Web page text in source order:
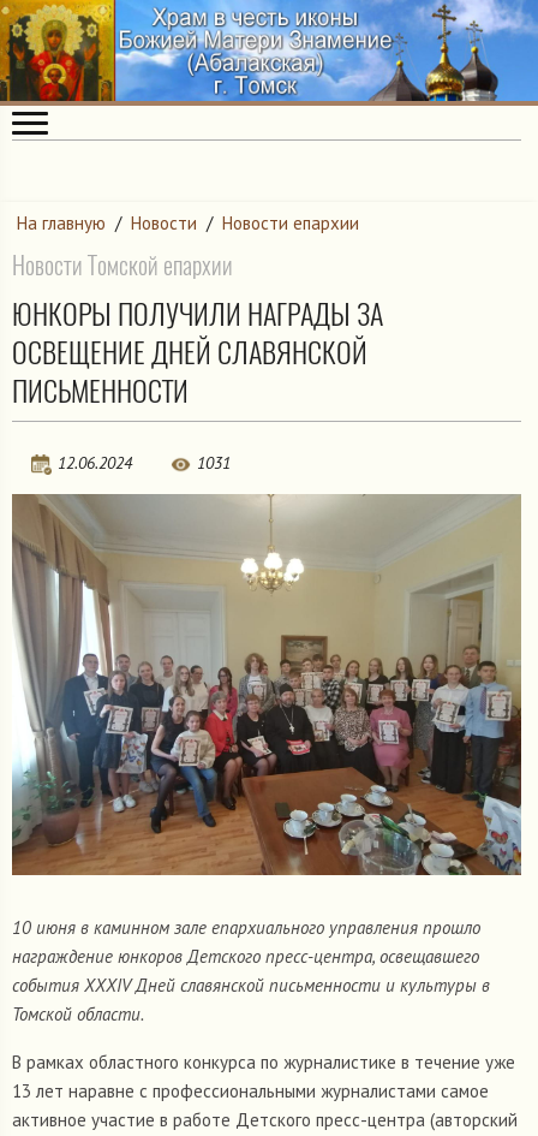
На главную / Новости / Новости епархии
Новости Томской епархии
ЮНКОРЫ ПОЛУЧИЛИ НАГРАДЫ ЗА
ОСВЕЩЕНИЕ ДНЕЙ СЛАВЯНСКОЙ
ПИСЬМЕННОСТИ
12.06.2024 1031
10 июня в каминном зале епархиального управления прошло
награждение юнкоров Детского пресс-центра, освещавшего
события XXXIVДней славянской письменности и культуры в
Томской области.
В рамках областного конкурса по журналистике в течение уже
13 лет наравне с профессиональными журналистами самое
активное участие в работе Детского пресс-центра (авторский